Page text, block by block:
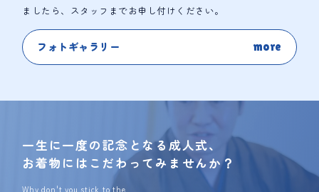
ましたら、スタッフまでお申し付けください。
フォトギャラリー
一生に一度の記念となる成人式、
お着物にはこだわってみませんか？